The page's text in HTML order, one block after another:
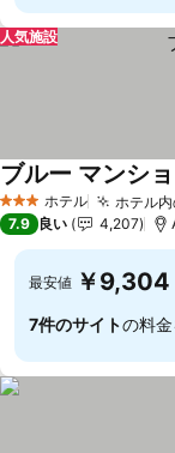
人気施設
3 ホテルのランク
ホテル ホテル
ブルー マンシ
7.9 良い 4,207
最安値 ￥9,304
7件のサイトの料